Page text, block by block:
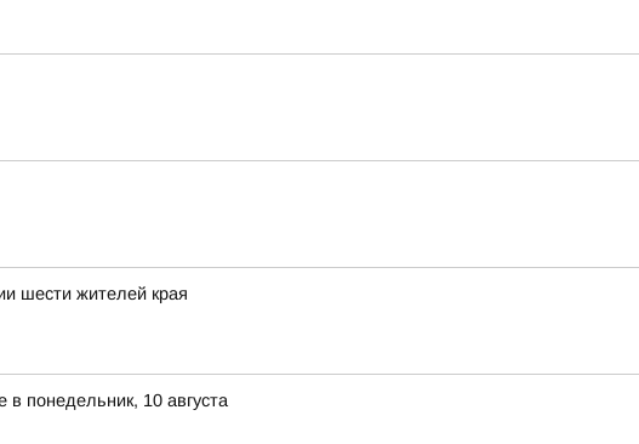
шести жителей края
понедельник, 10 августа